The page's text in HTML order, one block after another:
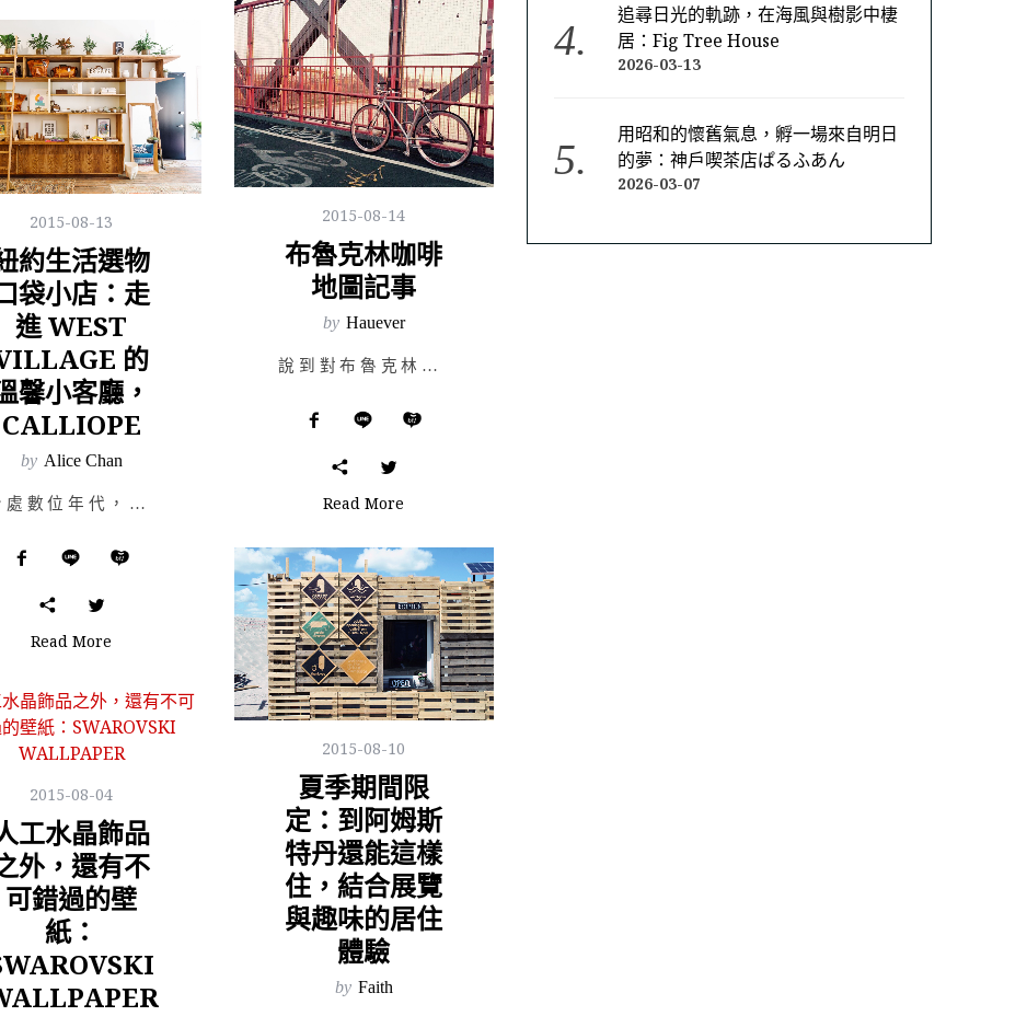
2015-08-14
布魯克林咖啡
地圖記事
by Hauever
說到對布魯克林第一個最鮮明的印象，便是住在那裡的居民都有些許明顯的共同特質。穿著素色合身 T-shi…
Read More
2015-08-13
約生活選物
袋小店：走
進 WEST
的
馨小客廳，
CALLIOPE
by Alice Chan
身處數位年代，網路消費與經驗逐漸成為生活習慣；每個鍵盤敲擊的瞬間，挑選與購買成了極為迅速、單調的滑鼠…
Read More
2015-08-10
夏季期間限
定：到阿姆斯
特丹還能這樣
住，結合展覽
與趣味的居住
體驗
by Faith
2015-08-04
工水晶飾品
外，還有不
可錯過的壁
紙：
追尋日光的軌跡，在海風與樹影中棲
居：Fig Tree House
2026-03-13
用昭和的懷舊氣息，孵一場來自明日
的夢：神戶喫茶店ぱるふあん
2026-03-07